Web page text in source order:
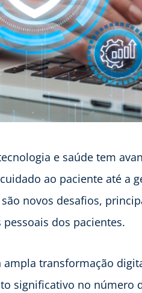
e saúde tem
ao paciente até a
novos desafios,
dos pacientes.
transformação
significativo no número